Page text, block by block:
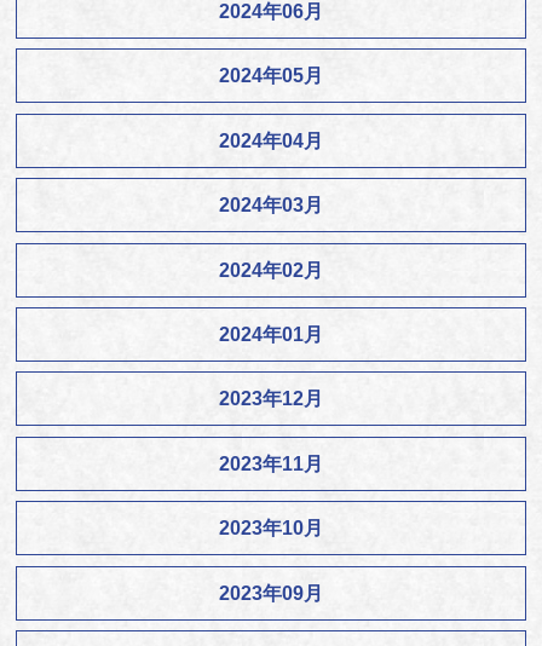
2024年06月
2024年05月
2024年04月
2024年03月
2024年02月
2024年01月
2023年12月
2023年11月
2023年10月
2023年09月